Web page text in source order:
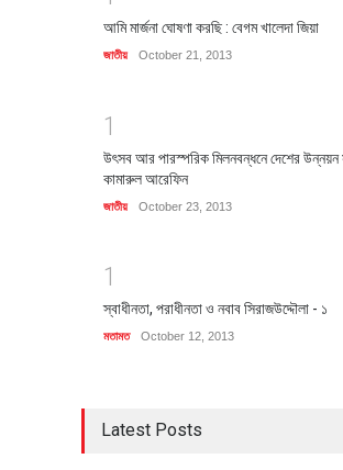
আমি মার্জনা ঘোষণা করছি : বেগম খালেদা জিয়া
জাতীয় October 21, 2013
1
উৎসব আর পারস্পরিক মিলনবন্ধনে দেশের
কামারুল আরেফিন
জাতীয় October 23, 2013
1
স্বাধীনতা, পরাধীনতা ও নবাব সিরাজউদ্দৌলা - ১
মতামত October 12, 2013
Latest Posts